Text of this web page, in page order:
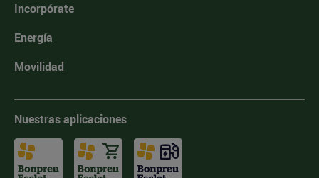
Incorpórate
Energía
Movilidad
Nuestras aplicaciones